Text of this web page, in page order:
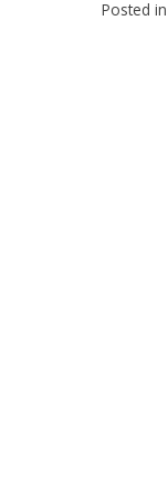
Posted in